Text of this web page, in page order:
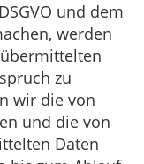
und dem
werden
zu
wir die von
und die von
Daten